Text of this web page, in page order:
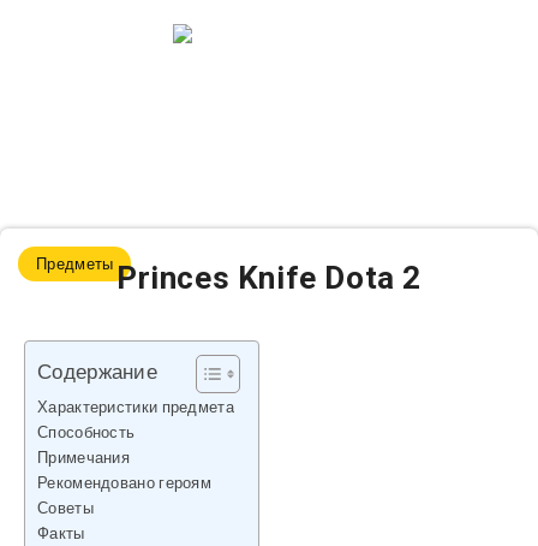
ПредметыPrinces Knife Dota 2
Содержание
Характеристики предмета
Способность
Примечания
Рекомендовано героям
Советы
Факты